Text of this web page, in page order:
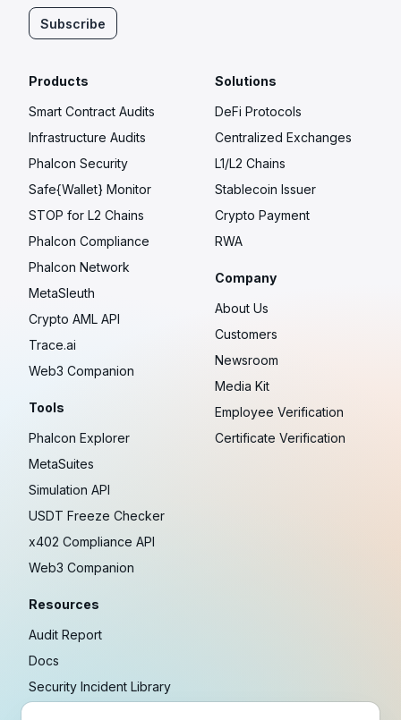
Subscribe
Products
Smart Contract Audits
Infrastructure Audits
Phalcon Security
Safe{Wallet} Monitor
STOP for L2 Chains
Phalcon Compliance
Phalcon Network
MetaSleuth
Crypto AML API
Trace.ai
Web3 Companion
Tools
Phalcon Explorer
MetaSuites
Simulation API
USDT Freeze Checker
x402 Compliance API
Web3 Companion
Resources
Audit Report
Docs
Security Incident Library
Solutions
DeFi Protocols
Centralized Exchanges
L1/L2 Chains
Stablecoin Issuer
Crypto Payment
RWA
Company
About Us
Customers
Newsroom
Media Kit
Employee Verification
Certificate Verification